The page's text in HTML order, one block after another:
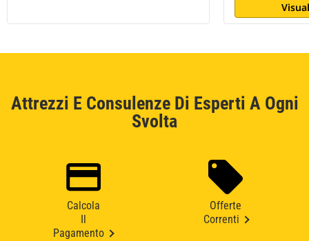
Attrezzi E Consulenze Di Esperti A Ogni
Svolta
Calcola
Pagamento
Offerte
Correnti